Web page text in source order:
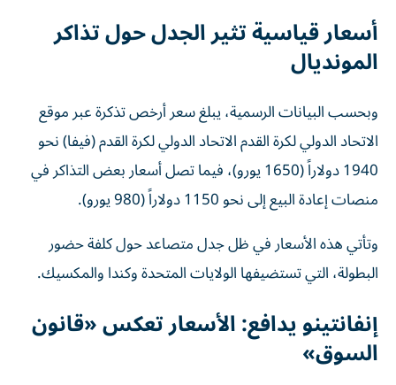
أسعار قياسية تثير الجدل حول تذاكر
المونديال
وبحسب البيانات الرسمية، يبلغ سعر أرخص تذكرة عبر موقع
الاتحاد الدولي لكرة القدم الاتحاد الدولي لكرة القدم (فيفا) نحو
1940 دولاراً (1650 يورو)، فيما تصل أسعار بعض التذاكر في
منصات إعادة البيع إلى نحو 1150 دولاراً (980 يورو).
وتأتي هذه الأسعار في ظل جدل متصاعد حول كلفة حضور
البطولة، التي تستضيفها الولايات المتحدة وكندا والمكسيك.
إنفانتينو يدافع: الأسعار تعكس «قانون
السوق»